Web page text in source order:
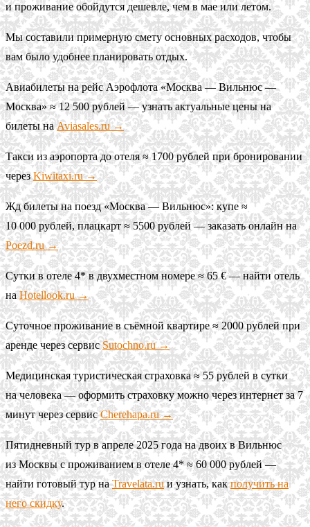
и проживание обойдутся дешевле, чем в мае или летом.
Мы составили примерную смету основных расходов, чтобы
вам было удобнее планировать отдых.
Авиабилеты на рейс Аэрофлота «Москва — Вильнюс —
Москва» ≈ 12 500 рублей — узнать актуальные цены на
билеты наAviasales.ru →
Такси из аэропорта до отеля ≈ 1700 рублей при бронировании
черезKiwitaxi.ru →
Жд билеты на поезд «Москва — Вильнюс»: купе ≈
10 000 рублей, плацкарт ≈ 5500 рублей — заказать онлайн на
Poezd.ru →
Сутки в отеле 4* в двухместном номере ≈ 65 € — найти отель
наHotellook.ru →
Суточное проживание в съёмной квартире ≈ 2000 рублей при
аренде через сервисSutochno.ru →
Медицинская туристическая страховка ≈ 55 рублей в сутки
на человека — оформить страховку можно через интернет за 7
минут через сервисCherehapa.ru →
Пятидневный тур в апреле 2025 года на двоих в Вильнюс
из Москвы с проживанием в отеле 4* ≈ 60 000 рублей —
найти готовый тур наTravelata.ruи узнать, какполучить на
него скидку.